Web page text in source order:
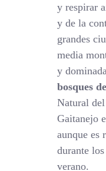
y respirar
y de la
grandes
media
y
bosques
Natural
Gaitanejo
aunque es
durante
verano.